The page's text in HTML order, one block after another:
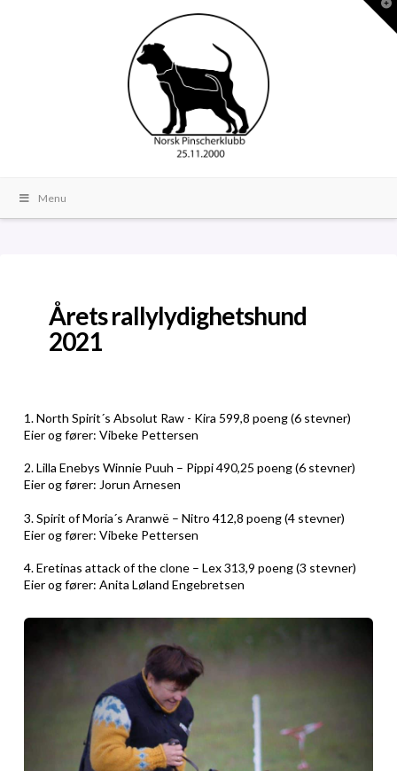
Menu
Årets rallylydighetshund
2021
1. North Spirit´s Absolut Raw - Kira 599,8 poeng (6 stevner)
Eier og fører: Vibeke Pettersen
2. Lilla Enebys Winnie Puuh – Pippi 490,25 poeng (6 stevner)
Eier og fører: Jorun Arnesen
3. Spirit of Moria´s Aranwë – Nitro 412,8 poeng (4 stevner)
Eier og fører: Vibeke Pettersen
4. Eretinas attack of the clone – Lex 313,9 poeng (3 stevner)
Eier og fører: Anita Løland Engebretsen